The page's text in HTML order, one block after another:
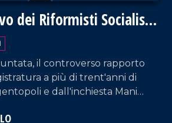
dei Riformisti Socialisti
il controverso rapporto
a più di trent'anni di
e dall'inchiesta Mani